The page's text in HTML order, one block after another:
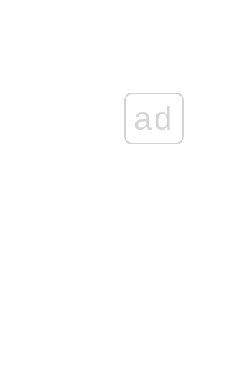
Sandalay Resort
พาเที่ยวเวียงกุมกาม เชียงใหม่
(Waiengkoomkam Chieng-Mai)
Alangkarn Pattaya Thailand
ad